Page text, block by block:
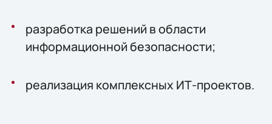
разработка решений в области
информационной безопасности;
реализация комплексных ИТ-проектов.